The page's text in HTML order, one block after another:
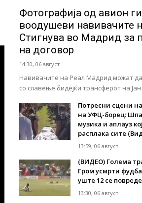
Фотографија од авион ги
воодушеви навивачите
Стигнува во Мадрид за
на договор
14:30, 06 август
Навивачите на Реал Мадрид можат
со славење бидејќи трансферот на
Потресни сцени
на УФЦ-борец:
музика и аплауз
расплака сите
13:59, 06 август
(ВИДЕО) Голема
Гром усмрти
уште 12 се
13:30, 06 август